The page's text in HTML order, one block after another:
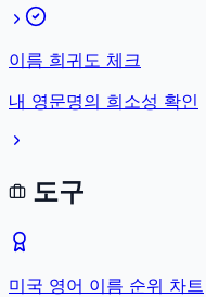
이름 희귀도 체크
내 영문명의 희소성 확인
도구
미국 영어 이름 순위 차트